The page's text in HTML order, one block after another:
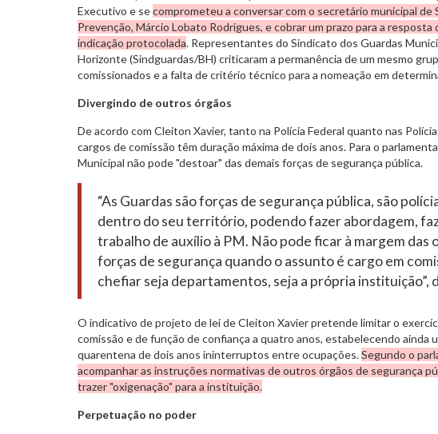
Executivo e secomprometeu a conversar com o secretário municipal de
Prevenção, Márcio Lobato Rodrigues, e cobrar um prazo para a resposta
indicação protocolada. Representantes do Sindicato dos Guardas
Horizonte (Sindguardas/BH) criticaram a permanência de um mesmo
comissionados e a falta de critério técnico para a nomeação em
Divergindo de outros órgãos
De acordo com Cleiton Xavier, tanto na Polícia Federal quanto nas
cargos de comissão têm duração máxima de dois anos. Para o
Municipal não pode "destoar" das demais forças de segurança pública.
“As Guardas são forças de segurança pública, são
dentro do seu território, podendo fazer abordagem,
trabalho de auxílio à PM. Não pode ficar à margem das
forças de segurança quando o assunto é cargo em
chefiar seja departamentos, seja a própria instituição”,
O indicativo de projeto de lei de Cleiton Xavier pretende limitar o
comissão e de função de confiança a quatro anos, estabelecendo ainda
quarentena de dois anos ininterruptos entre ocupações.Segundo o
acompanhar as instruções normativas de outros órgãos de segurança
trazer "oxigenação" para a instituição.
Perpetuação no poder